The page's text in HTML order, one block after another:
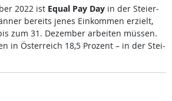
2022 ist Equal Pay Dayin der Stei­er­
be­reits je­nes Ein­kom­men er­zielt,
zum 31. De­zem­ber ar­bei­ten müs­sen.
in Ös­t­er­reich 18,5 Pro­zent – in der Stei­